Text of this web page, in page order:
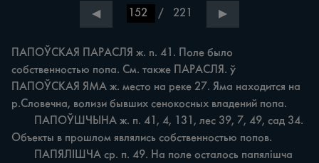
◀ / 221 ▶
ПАПОЎСКАЯ ПАРАСЛЯ ж. n. 41. Поле было
собственностью попа. См. также ПАРАСЛЯ. ў
ПАПОЎСКАЯ ЯМА ж. место на реке 27. Яма находится на
р.Словечна, волизи бывших сенокосных владений попа.
Объекты в прошлом являлись собственностью попов.